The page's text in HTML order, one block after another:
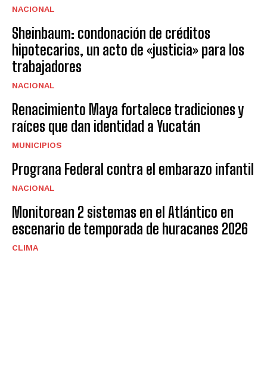
NACIONAL
Sheinbaum: condonación de créditos
hipotecarios, un acto de «justicia» para los
trabajadores
NACIONAL
Renacimiento Maya fortalece tradiciones y
raíces que dan identidad a Yucatán
MUNICIPIOS
Prograna Federal contra el embarazo infantil
NACIONAL
Monitorean 2 sistemas en el Atlántico en
escenario de temporada de huracanes 2026
CLIMA